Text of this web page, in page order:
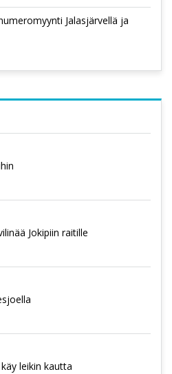
Jalasjärvellä ja
Jokipiin raitille
leikin kautta